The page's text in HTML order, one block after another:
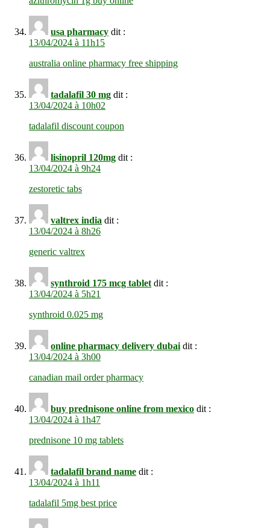
usa pharmacy dit :
13/04/2024 à 11h15
australia online pharmacy free shipping
tadalafil 30 mg dit :
13/04/2024 à 10h02
tadalafil discount coupon
lisinopril 120mg dit :
13/04/2024 à 9h24
zestoretic tabs
valtrex india dit :
13/04/2024 à 8h26
generic valtrex
synthroid 175 mcg tablet dit :
13/04/2024 à 5h21
synthroid 0.025 mg
online pharmacy delivery dubai dit :
13/04/2024 à 3h00
canadian mail order pharmacy
buy prednisone online from mexico dit :
13/04/2024 à 1h47
prednisone 10 mg tablets
tadalafil brand name dit :
13/04/2024 à 1h11
tadalafil 5mg best price